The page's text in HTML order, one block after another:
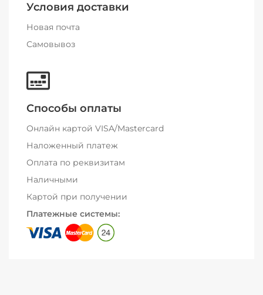
Условия доставки
Новая почта
Самовывоз
Способы оплаты
Онлайн картой VISA/Mastercard
Наложенный платеж
Оплата по реквизитам
Наличными
Картой при получении
Платежные системы: